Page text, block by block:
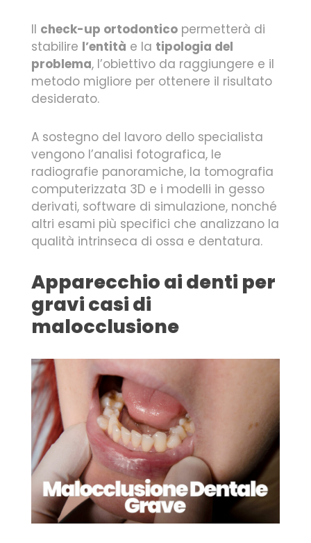
Il check-up ortodontico permetterà di
stabilire l’entità e la tipologia del
problema, l’obiettivo da raggiungere e il
metodo migliore per ottenere il risultato
desiderato.
A sostegno del lavoro dello specialista
vengono l’analisi fotografica, le
radiografie panoramiche, la tomografia
computerizzata 3D e i modelli in gesso
derivati, software di simulazione, nonché
altri esami più specifici che analizzano la
qualità intrinseca di ossa e dentatura.
Apparecchio ai denti per
gravi casi di
malocclusione